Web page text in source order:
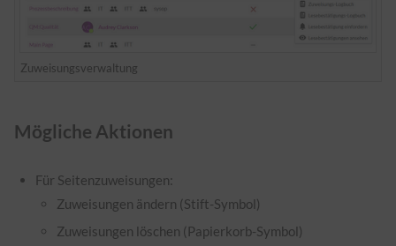
Zuweisungsverwaltung
Mögliche Aktionen
Für Seitenzuweisungen:
Zuweisungen ändern (Stift-Symbol)
Zuweisungen löschen (Papierkorb-Symbol)